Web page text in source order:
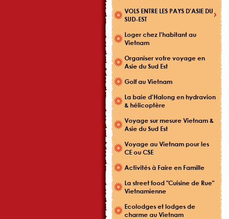
VOLS ENTRE LES PAYS D'ASIE DU
SUD-EST
Loger chez l'habitant au
Vietnam
Organiser votre voyage en
Asie du Sud Est
Golf au Vietnam
La baie d'Halong en hydravion
& hélicoptère
Voyage sur mesure Vietnam &
Asie du Sud Est
Voyage au Vietnam pour les
CE ou CSE
Activités à Faire en Famille
La street food "Cuisine de Rue"
Vietnamienne
Ecolodges et lodges de
charme au Vietnam